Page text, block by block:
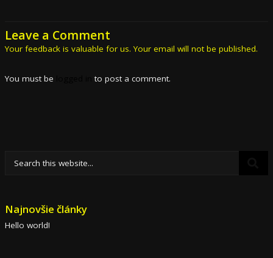
Leave a Comment
Your feedback is valuable for us. Your email will not be published.
You must be to post a comment.
Najnovšie články
Hello world!